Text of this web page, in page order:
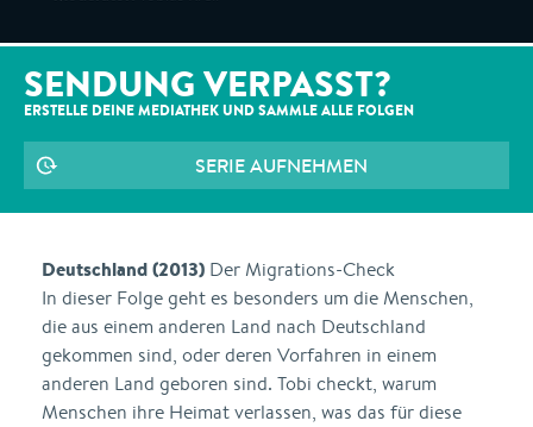
SENDUNG VERPASST?
ERSTELLE DEINE MEDIATHEK UND SAMMLE ALLE FOLGEN
SERIE AUFNEHMEN
Deutschland (2013) Der Migrations-Check
In dieser Folge geht es besonders um die Menschen,
die aus einem anderen Land nach Deutschland
gekommen sind, oder deren Vorfahren in einem
anderen Land geboren sind. Tobi checkt, warum
Menschen ihre Heimat verlassen, was das für diese